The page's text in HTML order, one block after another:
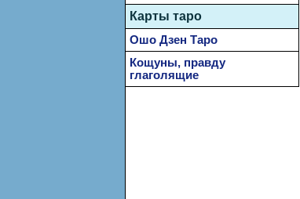
Карты таро
Ошо Дзен Таро
Кощуны, правду
глаголящие